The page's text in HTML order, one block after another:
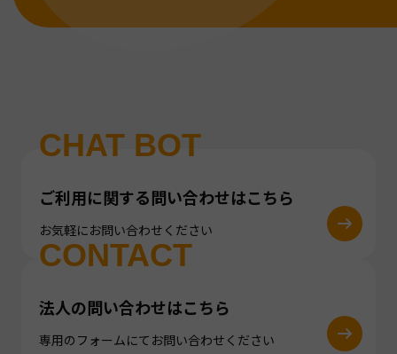
CHAT BOT
ご利用に関する問い合わせはこちら
お気軽にお問い合わせください
CONTACT
法人の問い合わせはこちら
専用のフォームにてお問い合わせください